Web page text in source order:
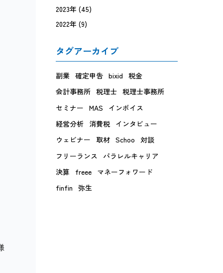
2023年 (45)
2022年 (9)
タグアーカイブ
副業 確定申告 bixid 税金
会計事務所 税理士 税理士事務所
セミナー MAS
インボイス
経営分析
消費税
インタビュー
ウェビナー
取材 Schoo 対談
フリーランス
パラレルキャリア
決算
freee
マネーフォワード
finfin
弥生